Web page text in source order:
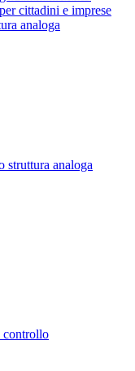
cittadini e imprese
analoga
struttura analoga
controllo